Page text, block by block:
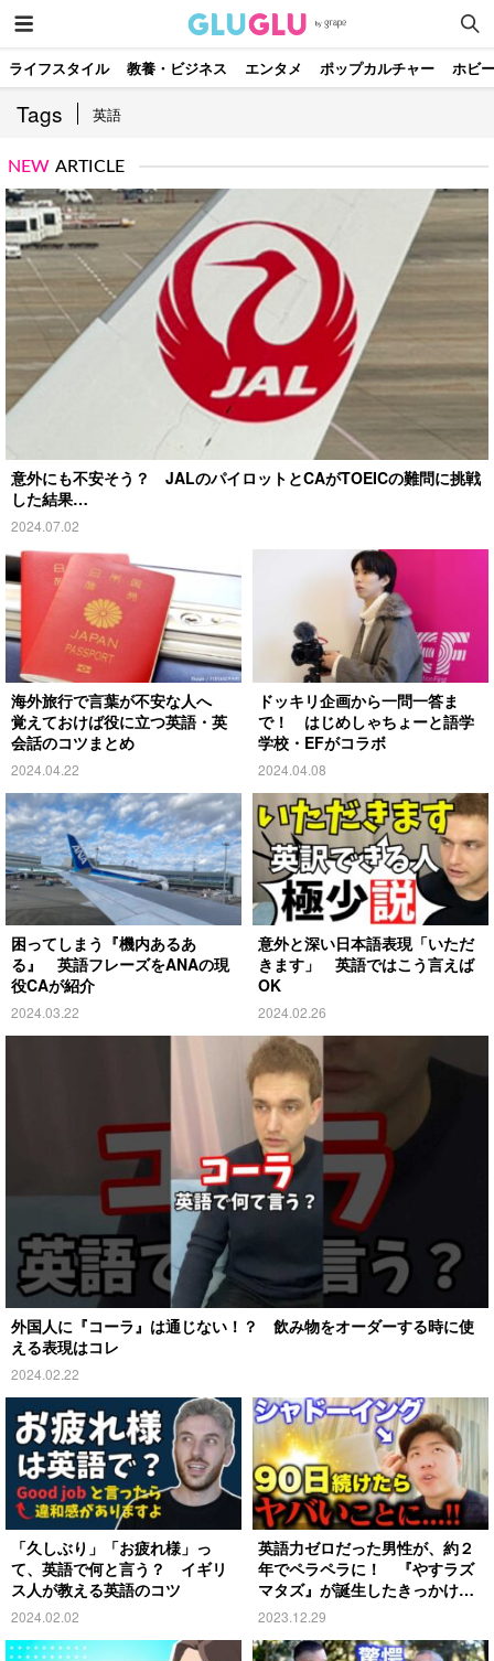
ライフスタイル 教養・ビジネス エンタメ ポップカルチャー ホビー
Tags 英語
NEW ARTICLE
意外にも不安そう？ JALのパイロットとCAがTOEICの難問に挑戦
した結果…
2024.07.02
海外旅行で言葉が不安な人へ
覚えておけば役に立つ英語・英
会話のコツまとめ
2024.04.22
ドッキリ企画から一問一答ま
で！ はじめしゃちょーと語学
学校・EFがコラボ
2024.04.08
困ってしまう『機内あるあ
る』 英語フレーズをANAの現
役CAが紹介
2024.03.22
意外と深い日本語表現「いただ
きます」 英語ではこう言えば
OK
2024.02.26
外国人に『コーラ』は通じない！？ 飲み物をオーダーする時に使
える表現はコレ
2024.02.22
「久しぶり」「お疲れ様」っ
て、英語で何と言う？ イギリ
ス人が教える英語のコツ
2024.02.02
英語力ゼロだった男性が、約２
年でペラペラに！ 『やすラズ
マタズ』が誕生したきっかけを
聞いた
2023.12.29